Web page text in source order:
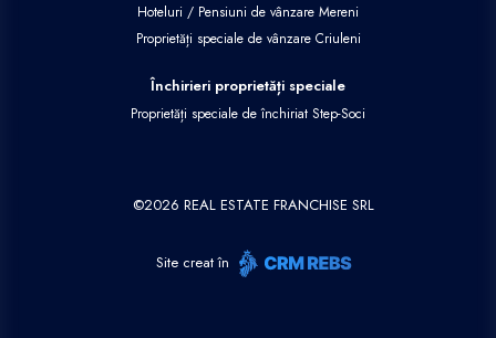
Hoteluri / Pensiuni de vânzare Mereni
Proprietăți speciale de vânzare Criuleni
Închirieri proprietăți speciale
Proprietăți speciale de închiriat Step-Soci
©2026 REAL ESTATE FRANCHISE SRL
Site creat în